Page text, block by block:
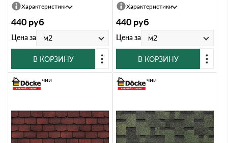
Характеристики
440 руб
Цена за м2
В КОРЗИНУ
Характеристики
440 руб
Цена за м2
В КОРЗИНУ
В наличии В наличии